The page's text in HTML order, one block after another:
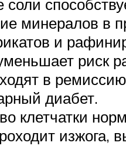
минералов в
и
риск
в
диабет.
клетчатки
изжога,